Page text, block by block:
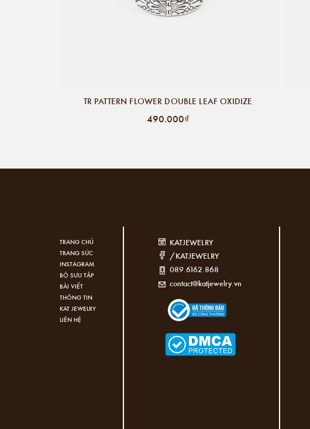
TR PATTERN FLOWER DOUBLE LEAF OXIDIZE
490.000₫
TRANG CHỦ
TRANG SỨC
INSTAGRAM
BỘ SƯU TẬP
BÀI VIẾT
THÔNG TIN
KAT JEWELRY
LIÊN HỆ
KATJEWELRY
/KATJEWELRY
089.6162.868
contact@katjewelry.vn